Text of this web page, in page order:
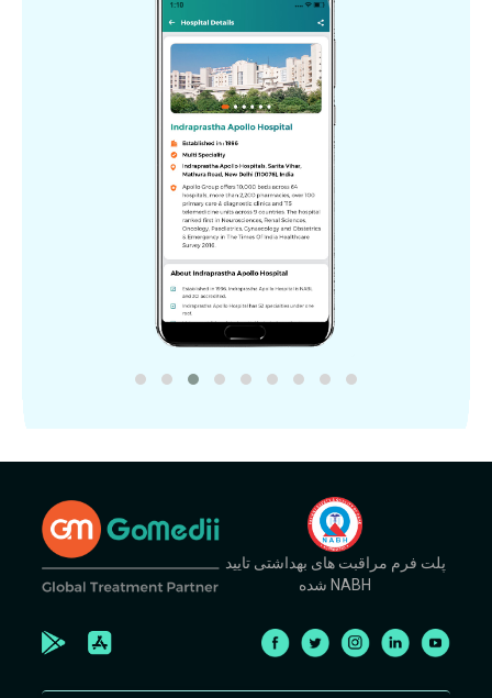
پلت فرم مراقبت های بهداشتی تایید
شده NABH